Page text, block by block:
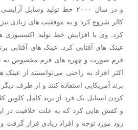
و در سال ۲۰۰۰ خط تولید وسایل
کالر شروع کرد و به موفقیت های زیادی
کرد. وی با افزایش خط تولید اکسسوری
عینک های آفتابی کرد. عینک های آفتابی
فرم صورت و چهره های فرم مخصوص به
اکثر افراد به راحتی می‌توانستند از عینک
برند آمریکایی استفاده کنند و از طرف
کردن استایل یک فرد از برند کامل کلوین
و کفش هایی کرد که به علت خلاقیت در
زود مورد توجه و افراد زیادی قرار